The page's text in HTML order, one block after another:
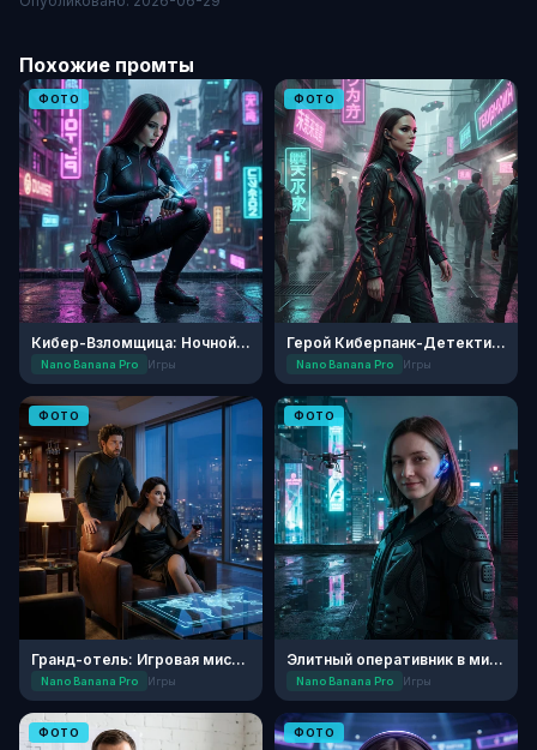
Похожие промты
ФОТО
Кибер-Взломщица: Ночной Токио
Nano Banana Pro Игры
ФОТО
Герой Киберпанк-Детектива
Nano Banana Pro Игры
ФОТО
Гранд-отель: Игровая миссия
Nano Banana Pro Игры
ФОТО
Элитный оперативник в мире будущего
Nano Banana Pro Игры
ФОТО ФОТО